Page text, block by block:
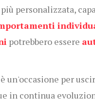
personalizzata,
potrebbero essere
un'occasione per
in continua